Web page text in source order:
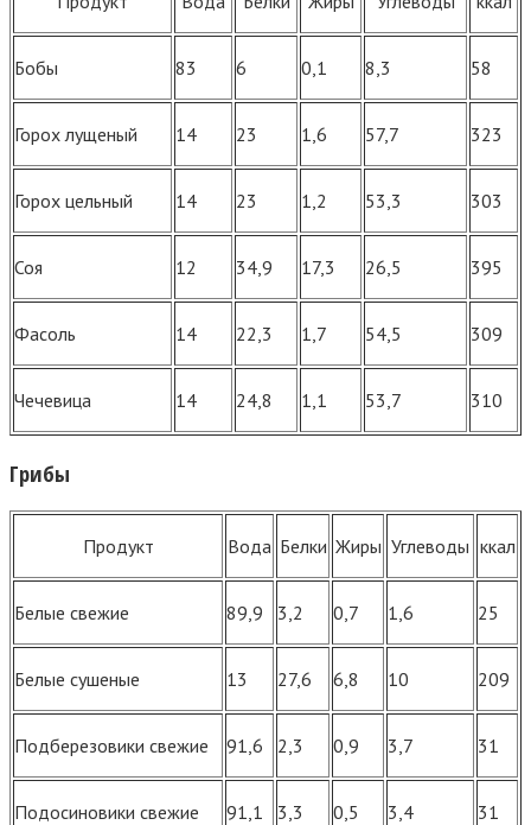
Бобы 83 6 0,1 8,3 58
Горох лущеный 14 23 1,6 57,7 323
Горох цельный 14 23 1,2 53,3 303
Соя 12 34,9 17,3 26,5 395
Фасоль 14 22,3 1,7 54,5 309
Чечевица 14 24,8 1,1 53,7 310
Грибы
Продукт Вода Белки Жиры Углеводы ккал
Белые свежие 89,9 3,2 0,7 1,6 25
Белые сушеные 13 27,6 6,8 10 209
Подберезовики свежие 91,6 2,3 0,9 3,7 31
Подосиновики свежие 91,1 3,3 0,5 3,4 31